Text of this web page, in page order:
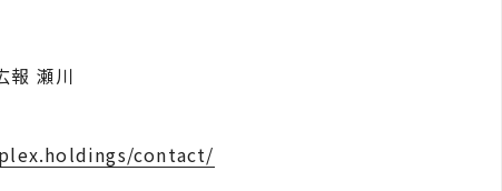
報 瀬川
contact/